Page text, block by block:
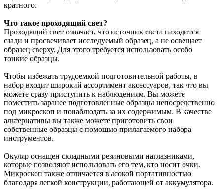
кратного.
Что такое проходящий свет?
Проходящий свет означает, что источник света находится
сзади и просвечивает исследуемый образец, а не освещает
образец сверху. Для этого требуется использовать особо
тонкие образцы.
Чтобы избежать трудоемкой подготовительной работы, в
набор входит широкий ассортимент аксессуаров, так что вы
можете сразу приступить к наблюдениям. Вы можете
поместить заранее подготовленные образцы непосредственно
под микроскоп и понаблюдать за их содержимым. В качестве
альтернативы вы также можете приготовить свои
собственные образцы с помощью прилагаемого набора
инструментов.
Окуляр оснащен складными резиновыми наглазниками,
которые позволяют использовать его тем, кто носит очки.
Микроскоп также отличается высокой портативностью
благодаря легкой конструкции, работающей от аккумулятора.